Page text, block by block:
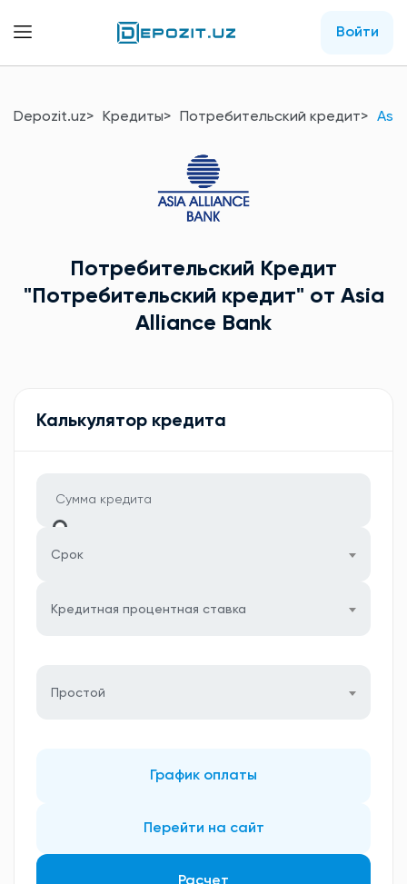
Войти
Depozit.uz Кредиты Потребительский кредит
Потребительский Кредит
"Потребительский кредит" от Asia
Alliance Bank
Калькулятор кредита
Срок
Кредитная процентная ставка
Простой
График оплаты
Перейти на сайт